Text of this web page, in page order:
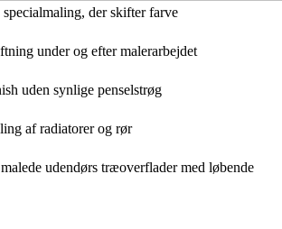
der skifter farve
under og efter malerarbejdet
uden synlige penselstrøg
af radiatorer og rør
udendørs træoverflader med løbende